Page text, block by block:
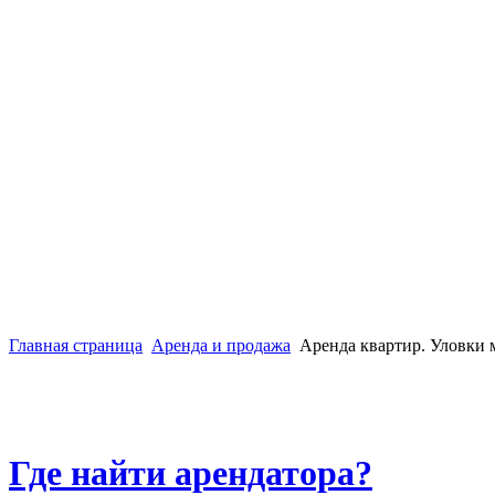
Главная страница Аренда и продажа Аренда квартир. Уловки
Где найти арендатора?